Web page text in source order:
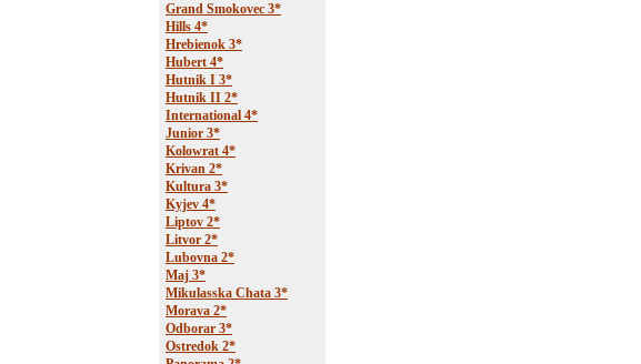
Grand Smokovec 3*
Hills 4*
Hrebienok 3*
Hubert 4*
Hutnik I 3*
Hutnik II 2*
International 4*
Junior 3*
Kolowrat 4*
Krivan 2*
Kultura 3*
Kyjev 4*
Liptov 2*
Litvor 2*
Lubovna 2*
Maj 3*
Mikulasska Chata 3*
Morava 2*
Odborar 3*
Ostredok 2*